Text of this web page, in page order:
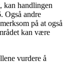
kan handlingen
Også andre
på at også
kan være
vurdere å